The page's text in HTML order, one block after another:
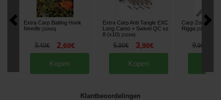
Extra Carp Baiting Hook
Needle [232643]
3,40€ 2,60€
Kopen
Extra Carp Anti Tangle EXC
Long Camo + Swivel QC sz
8 (x10) [233184]
5,90€ 3,90€
Kopen
Carp Zoom Hair
Rigga [232342
9,90
Klantbeoordelingen